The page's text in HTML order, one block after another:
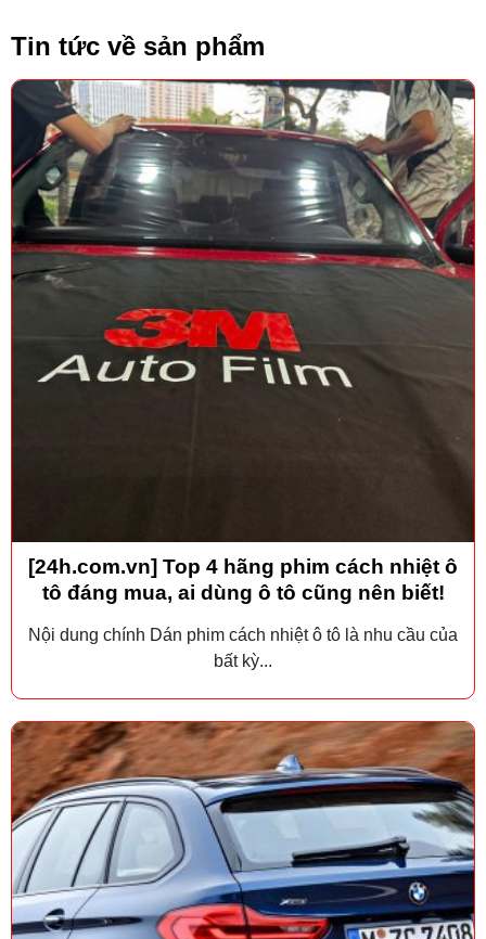
Tin tức về sản phẩm
[24h.com.vn] Top 4 hãng phim cách nhiệt ô
tô đáng mua, ai dùng ô tô cũng nên biết!
Nội dung chính Dán phim cách nhiệt ô tô là nhu cầu của
bất kỳ...